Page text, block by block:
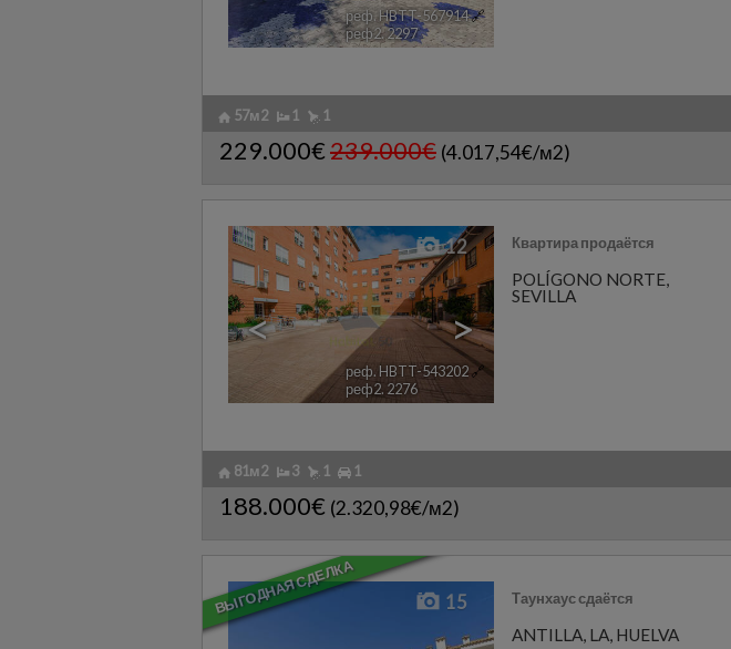
реф. HBTT-567914🔗
реф2. 2297
57м2 1 1
229.000€239.000€ (4.017,54€/м2)
< >
12
реф. HBTT-543202🔗
реф2. 2276
POLÍGONO NORTE,
SEVILLA
Квартира продаётся
81м2 3 1 1
188.000€ (2.320,98€/м2)
ВЫГОДНАЯ СДЕЛКА 15
ANTILLA, LA, HUELVA
Таунхаус сдаётся